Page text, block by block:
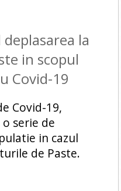
la
in scopul
Covid-19
Covid-19,
serie de
in cazul
de Paste.